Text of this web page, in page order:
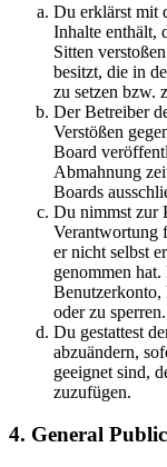
Du erklärst mit
Inhalte enthält,
Sitten
besitzt, die in
zu setzen bzw.
Der Betreiber
Verstößen
Board
Abmahnung
Boards
Du nimmst zur
Verantwortung
er nicht selbst
genommen
Benutzerkonto,
oder zu sperren.
Du gestattest
abzuändern,
geeignet sind,
zuzufügen.
4. General